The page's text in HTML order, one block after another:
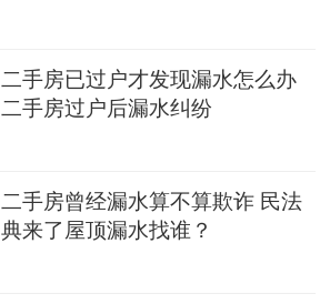
二手房已过户才发现漏水怎么办
二手房过户后漏水纠纷
二手房曾经漏水算不算欺诈 民法
典来了屋顶漏水找谁？